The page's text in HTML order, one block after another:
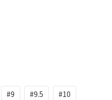
#9 #9.5
#10